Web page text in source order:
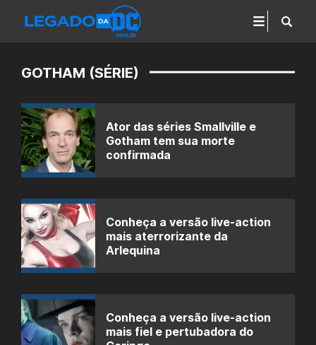
GOTHAM (SÉRIE)
Ator das séries Smallville e
Gotham tem sua morte
confirmada
Conheça a versão live-action
mais aterrorizante da
Arlequina
Conheça a versão live-action
mais fiel e pertubadora do